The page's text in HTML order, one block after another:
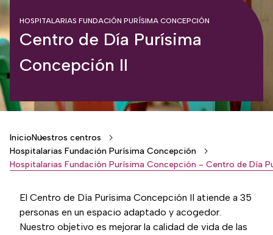
HOSPITALARIAS FUNDACIÓN PURÍSIMA CONCEPCIÓN
Centro de Día Purísima
Concepción II
Breadcrumb
InicioNuestros centros
Hospitalarias Fundación Purísima Concepción
El Centro de Día Purísima Concepción II atiende a 35
personas en un espacio adaptado y acogedor.
Nuestro objetivo es mejorar la calidad de vida de las